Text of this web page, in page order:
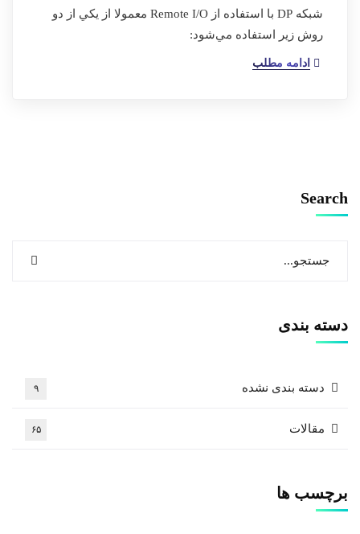
شبكه DP با استفاده از Remote I/O معمولا از يكي از دو
روش زير استفاده مي‌شود:
ادامه مطلب
Search
دسته بندی
دسته بندی نشده ۹
مقالات ۶۵
برچسب ها